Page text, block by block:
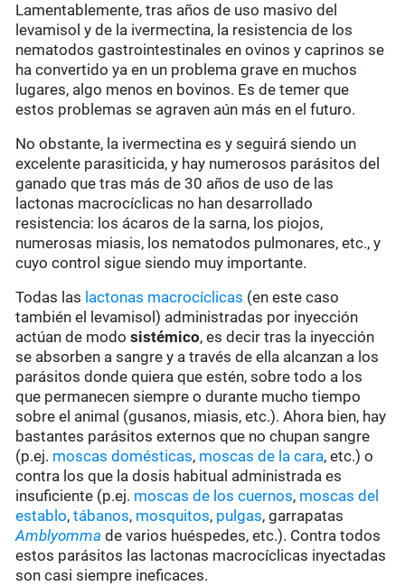
Lamentablemente, tras años de uso masivo del
levamisol y de la ivermectina, la resistencia de los
nematodos gastrointestinales en ovinos y caprinos se
ha convertido ya en un problema grave en muchos
lugares, algo menos en bovinos. Es de temer que
estos problemas se agraven aún más en el futuro.
No obstante, la ivermectina es y seguirá siendo un
excelente parasiticida, y hay numerosos parásitos del
ganado que tras más de 30 años de uso de las
lactonas macrocíclicas no han desarrollado
resistencia: los ácaros de la sarna, los piojos,
numerosas miasis, los nematodos pulmonares, etc., y
cuyo control sigue siendo muy importante.
Todas las lactonas macrocíclicas (en este caso
también el levamisol) administradas por inyección
actúan de modosistémico, es decir tras la inyección
se absorben a sangre y a través de ella alcanzan a los
parásitos donde quiera que estén, sobre todo a los
que permanecen siempre o durante mucho tiempo
sobre el animal (gusanos, miasis, etc.). Ahora bien, hay
bastantes parásitos externos que no chupan sangre
(p.ej. moscas domésticas, moscas de la cara, etc.) o
contra los que la dosis habitual administrada es
insuficiente (p.ej. moscas de los cuernos, moscas del
establo,tábanos, mosquitos, pulgas, garrapatas
Amblyomma de varios huéspedes, etc.). Contra todos
estos parásitos las lactonas macrocíclicas inyectadas
son casi siempre ineficaces.